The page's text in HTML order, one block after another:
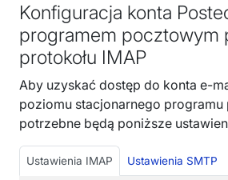
Konfiguracja konta
programem pocztowym
protokołu IMAP
Aby uzyskać dostęp do konta e-
poziomu stacjonarnego
potrzebne będą poniższe
Ustawienia IMAP Ustawienia SMTP